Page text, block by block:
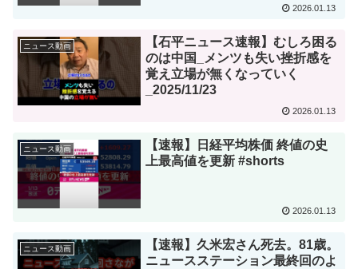
2026.01.13
ニュース動画
【石平ニュース速報】むしろ困る
のは中国_メンツも失い挫折感を
覚え立場が無くなっていく
_2025/11/23
2026.01.13
ニュース動画
【速報】日経平均株価 終値の史
上最高値を更新 #shorts
2026.01.13
ニュース動画
【速報】久米宏さん死去。81歳。
ニュースステーション最終回のよ